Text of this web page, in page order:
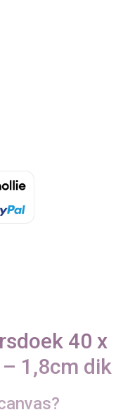
40 x
1,8cm dik